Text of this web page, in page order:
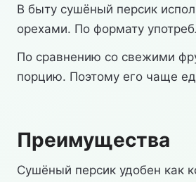
В быту сушёный персик
орехами. По формату
По сравнению со свежими
порцию. Поэтому его чаще
Преимущества
Сушёный персик удобен как